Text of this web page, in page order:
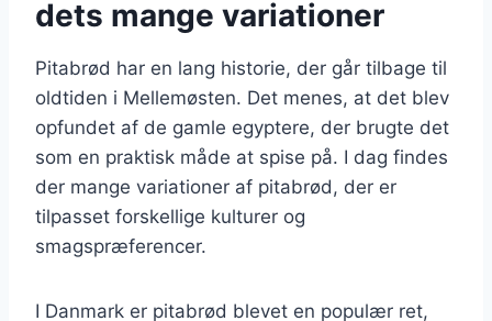
dets mange variationer
Pitabrød har en lang historie, der går tilbage til
oldtiden i Mellemøsten. Det menes, at det blev
opfundet af de gamle egyptere, der brugte det
som en praktisk måde at spise på. I dag findes
der mange variationer af pitabrød, der er
tilpasset forskellige kulturer og
smagspræferencer.
I Danmark er pitabrød blevet en populær ret,